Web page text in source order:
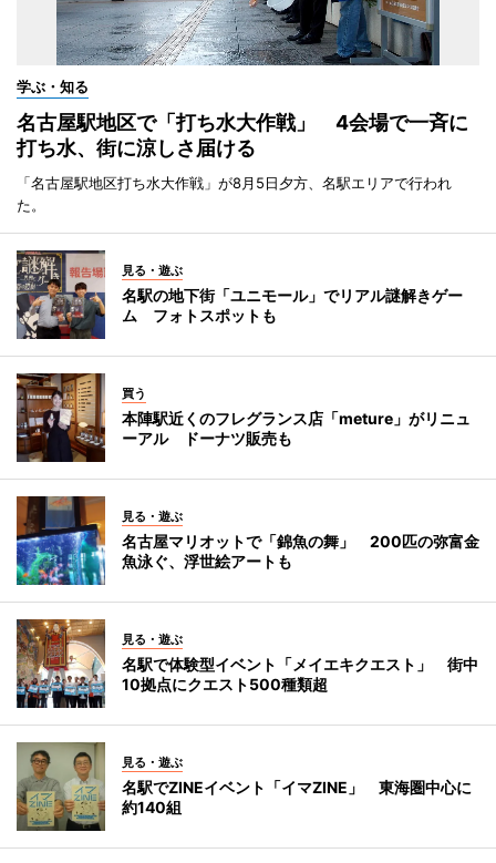
学ぶ・知る
名古屋駅地区で「打ち水大作戦」 4会場で一斉に
打ち水、街に涼しさ届ける
「名古屋駅地区打ち水大作戦」が8月5日夕方、名駅エリアで行われ
た。
見る・遊ぶ
名駅の地下街「ユニモール」でリアル謎解きゲー
ム フォトスポットも
買う
本陣駅近くのフレグランス店「meture」がリニュ
ーアル ドーナツ販売も
見る・遊ぶ
名古屋マリオットで「錦魚の舞」 200匹の弥富金
魚泳ぐ、浮世絵アートも
見る・遊ぶ
名駅で体験型イベント「メイエキクエスト」 街中
10拠点にクエスト500種類超
見る・遊ぶ
名駅でZINEイベント「イマZINE」 東海圏中心に
約140組